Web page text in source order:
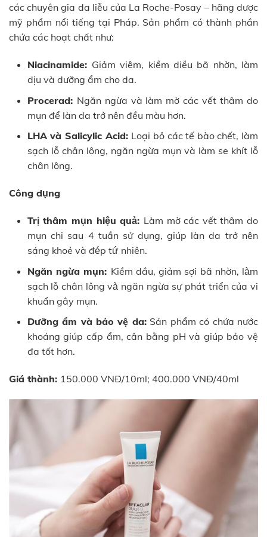
các chuyên gia da liễu của La Roche-Posay – hãng dược
mỹ phẩm nổi tiếng tại Pháp. Sản phẩm có thành phần
chứa các hoạt chất như:
Niacinamide: Giảm viêm, kiềm diều bã nhờn, làm
dịu và dưỡng ẩm cho da.
Procerad: Ngăn ngừa và làm mờ các vết thâm do
mụn để làn da trở nên đều màu hơn.
LHA và Salicylic Acid: Loại bỏ các tế bào chết, làm
sạch lỗ chân lông, ngăn ngừa mụn và làm se khít lỗ
chân lông.
Công dụng
Trị thâm mụn hiệu quả: Làm mờ các vết thâm do
mụn chi sau 4 tuần sử dụng, giúp làn da trở nên
sáng khoẻ và đép tứ nhiên.
Ngăn ngừa mụn: Kiềm dầu, giảm sợi bã nhờn, làm
sạch lỗ chân lông và ngăn ngừa sự phát triển của vi
khuẩn gây mụn.
Dưỡng ẩm và bảo vệ da:Sản phẩm có chứa nước
khoáng giúp cấp ẩm, cân bằng pH và giúp bảo vệ
đa tốt hơn.
Giá thành: 150.000 VNĐ/10ml; 400.000 VNĐ/40ml